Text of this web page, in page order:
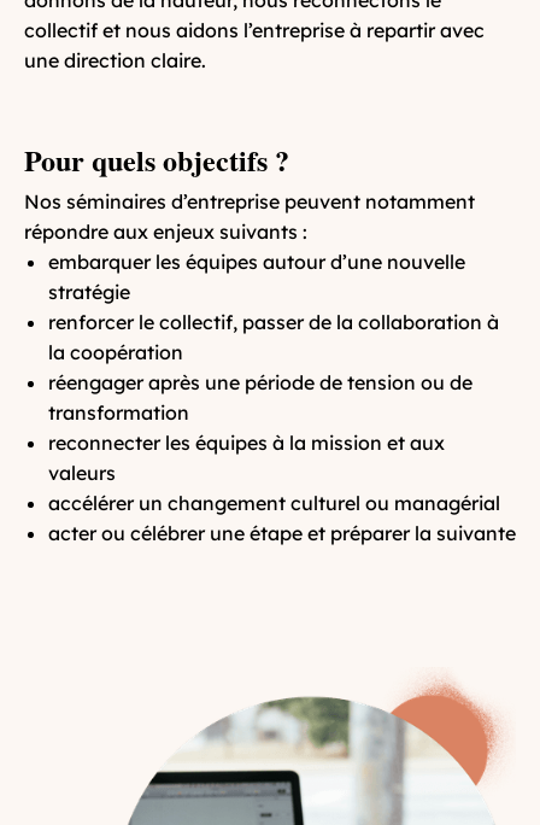
collectif et nous aidons l’entreprise à repartir avec
une direction claire.
Pour quels objectifs ?
Nos séminaires d’entreprise peuvent notamment
répondre aux enjeux suivants :
embarquer les équipes autour d’une nouvelle
stratégie
renforcer le collectif, passer de la collaboration à
la coopération
réengager après une période de tension ou de
transformation
reconnecter les équipes à la mission et aux
valeurs
accélérer un changement culturel ou managérial
acter ou célébrer une étape et préparer la suivante